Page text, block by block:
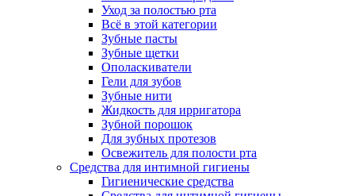
Уход за полостью рта
Всё в этой категории
Зубные пасты
Зубные щетки
Ополаскиватели
Гели для зубов
Зубные нити
Жидкость для ирригатора
Зубной порошок
Для зубных протезов
Освежитель для полости рта
Средства для интимной гигиены
Гигиенические средства